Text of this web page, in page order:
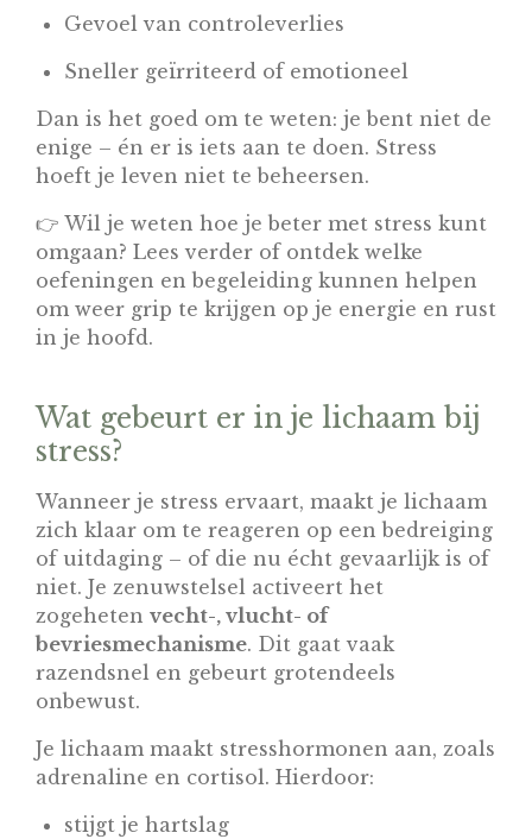
Gevoel van controleverlies
Sneller geïrriteerd of emotioneel
Dan is het goed om te weten: je bent niet de
enige – én er is iets aan te doen. Stress
hoeft je leven niet te beheersen.
👉 Wil je weten hoe je beter met stress kunt
omgaan? Lees verder of ontdek welke
oefeningen en begeleiding kunnen helpen
om weer grip te krijgen op je energie en rust
in je hoofd.
Wat gebeurt er in je lichaam bij
stress?
Wanneer je stress ervaart, maakt je lichaam
zich klaar om te reageren op een bedreiging
of uitdaging – of die nu écht gevaarlijk is of
niet. Je zenuwstelsel activeert het
zogeheten vecht-, vlucht- of
bevriesmechanisme. Dit gaat vaak
razendsnel en gebeurt grotendeels
onbewust.
Je lichaam maakt stresshormonen aan, zoals
adrenaline en cortisol. Hierdoor:
stijgt je hartslag